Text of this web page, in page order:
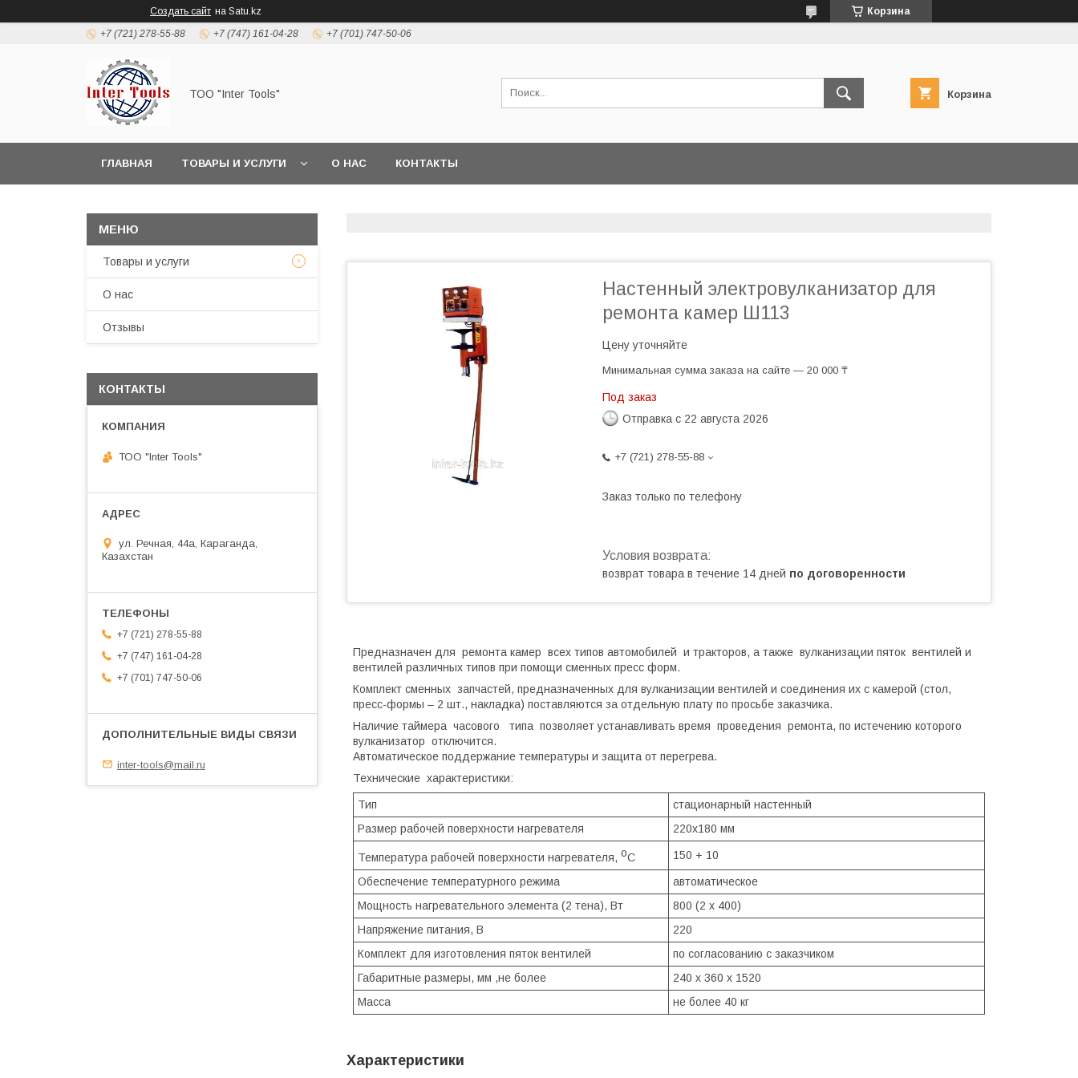
Создать сайт на Satu.kz Корзина
+7 (721) 278-55-88 +7 (747) 161-04-28 +7 (701) 747-50-06
ТОО "Inter Tools" Корзина
ГЛАВНАЯ ТОВАРЫ И УСЛУГИ О НАС КОНТАКТЫ
Настенный электровулканизатор для
ремонта камер Ш113
Цену уточняйте
Минимальная сумма заказа на сайте — 20 000 ₸
Под заказ
Отправка с 22 августа 2026
+7 (721) 278-55-88
Заказ только по телефону
возврат товара в течение 14 дней по договоренности
Предназначен для ремонта камер всех типов автомобилей и тракторов, а также вулканизации пяток вентилей и
вентилей различных типов при помощи сменных пресс форм.
Комплект сменных запчастей, предназначенных для вулканизации вентилей и соединения их с камерой (стол,
пресс-формы – 2 шт., накладка) поставляются за отдельную плату по просьбе заказчика.
Наличие таймера часового типа позволяет устанавливать время проведения ремонта, по истечению которого
вулканизатор отключится.
Автоматическое поддержание температуры и защита от перегрева.
Технические характеристики:
Тип
стационарный настенный
Размер рабочей поверхности нагревателя
220х180 мм
Температура рабочей поверхности нагревателя, oС 150 + 10
Обеспечение температурного режима
автоматическое
Мощность нагревательного элемента (2 тена), Вт
800 (2 х 400)
Напряжение питания, В
220
Комплект для изготовления пяток вентилей
по согласованию с заказчиком
Габаритные размеры, мм ,не более
240 х 360 х 1520
Масса
не более 40 кг
Характеристики
Товары и услуги
О нас
Отзывы
КОНТАКТЫ
ТОО "Inter Tools"
ул. Речная, 44а, Караганда,
Казахстан
+7 (721) 278-55-88
+7 (747) 161-04-28
+7 (701) 747-50-06
inter-tools@mail.ru